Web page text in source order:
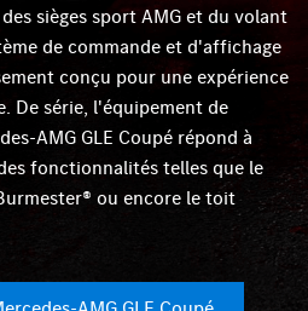
sièges sport AMG et du volant
de commande et d'affichage
conçu pour une expérience
De série, l'équipement de
AMG GLE Coupé répond à
fonctionnalités telles que le
ou encore le toit